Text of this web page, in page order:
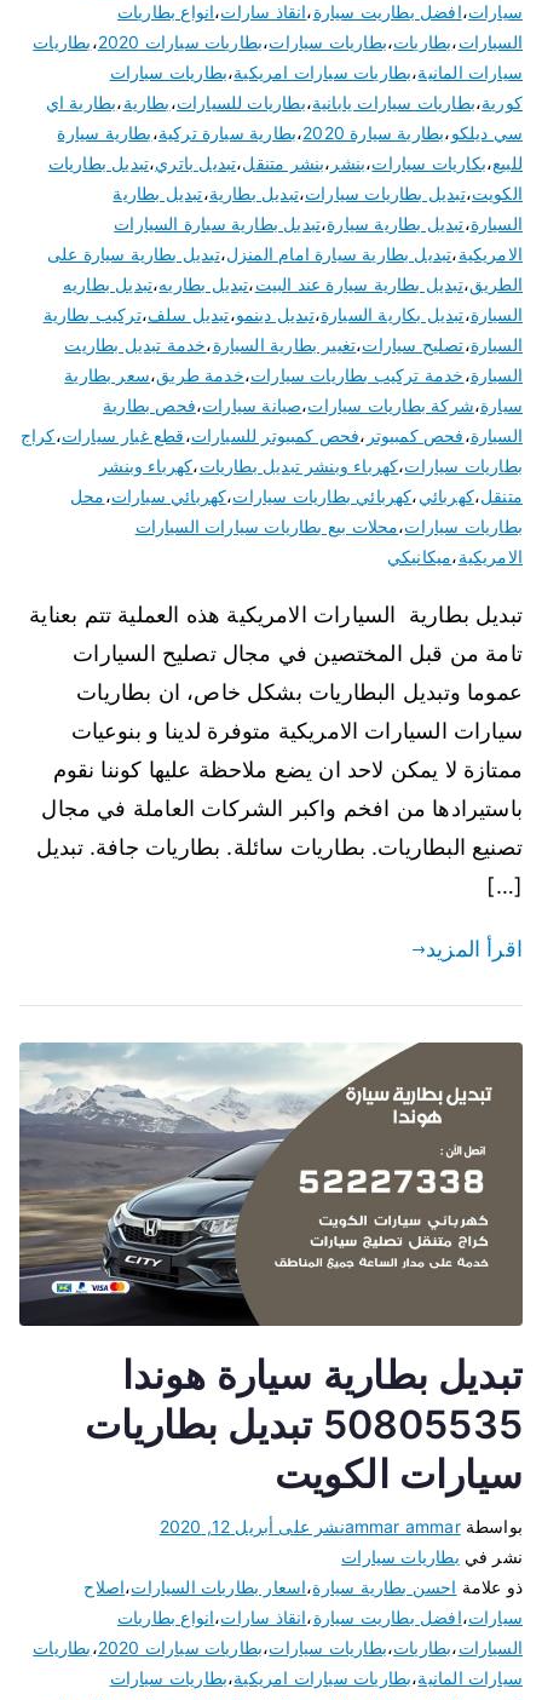
سيارات،افضل بطاريت سيارة،انقاذ سارات،انواع بطاريات
السيارات،بطاريات،بطاريات سيارات،بطاريات سيارات 2020 ،بطاريات
سيارات المانية،بطاريات سيارات امريكية،بطاريات سيارات
كورية،بطاريات سيارات يابانية،بطاريات للسيارات،بطارية،بطارية اي
سي ديلكو،بطارية سيارة 2020 ،بطارية سيارة تركية،بطارية سيارة
للبيع،بكاريات سيارات،بنشر ،بنشر متنقل،تبديل باتري،تبديل بطاريات
الكويت،تبديل بطاريات سيارات،تبديل بطارية،تبديل بطارية
السيارة،تبديل بطارية سيارة،تبديل بطارية سيارة السيارات
الامريكية،تبديل بطارية سيارة امام المنزل،تبديل بطارية سيارة على
الطريق،تبديل بطارية سيارة عند البيت،تبديل بطاريه،تبديل بطاريه
السيارة،تبديل بكارية السيارة،تبديل دينمو،تبديل سلف،تركيب بطارية
السيارة،تصليح سيارات،تغيير بطارية السيارة،خدمة تبديل بطاريت
السيارة،خدمة تركيب بطاريات سيارات،خدمة طريق،سعر بطارية
سيارة،شركة بطاريات سيارات،صيانة سيارات،فحص بطارية
السيارة،فحص كمبيوتر ،فحص كمبيوتر للسيارات،قطع غيار سيارات،كراج
بطاريات سيارات،كهرباء وبنشر تبديل بطاريات،كهرباء وبنشر
متنقل،كهربائي،كهربائي بطاريات سيارات،كهربائي سيارات،محل
بطاريات سيارات،محلات بيع بطاريات سيارات السيارات
الامريكية،ميكانيكي
تبديل بطارية السيارات الامريكية هذه العملية تتم بعناية
تامة من قبل المختصين في مجال تصليح السيارات
عموما وتبديل البطاريات بشكل خاص، ان بطاريات
سيارات السيارات الامريكية متوفرة لدينا و بنوعيات
ممتازة لا يمكن لاحد ان يضع ملاحظة عليها كوننا نقوم
باستيرادها من افخم واكبر الشركات العاملة في مجال
تصنيع البطاريات. بطاريات سائلة. بطاريات جافة. تبديل
[…]
اقرأ المزيد
تبديل بطارية سيارة هوندا
50805535 تبديل بطاريات
سيارات الكويت
بواسطةammar ammarنشر على أبريل 12, 2020
نشر في بطاريات سيارات
ذو علامة احسن بطارية سيارة،اسعار بطاريات السيارات،اصلاح
سيارات،افضل بطاريت سيارة،انقاذ سارات،انواع بطاريات
السيارات،بطاريات،بطاريات سيارات،بطاريات سيارات 2020 ،بطاريات
سيارات المانية،بطاريات سيارات امريكية،بطاريات سيارات